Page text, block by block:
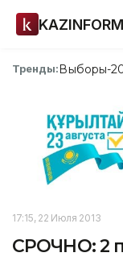
KAZINFORM
Тренды:Выборы-
17:15, 22 Июля 2013
СРОЧНО: 2